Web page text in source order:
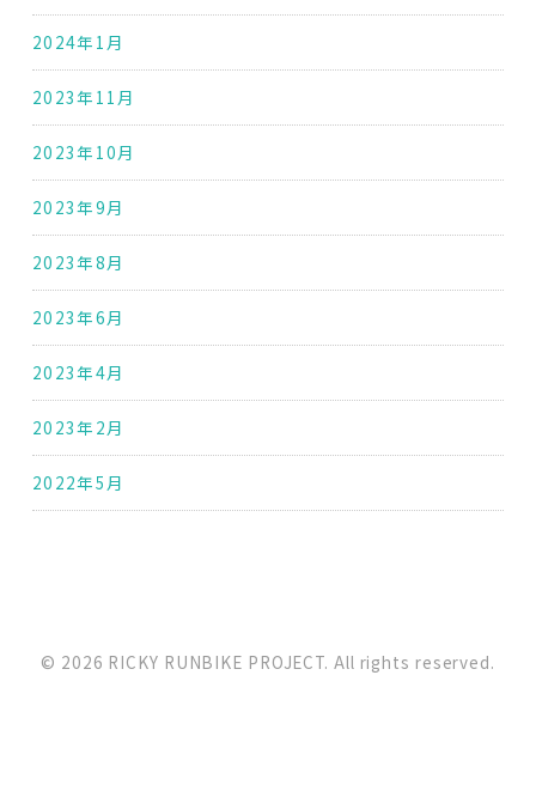
2024年1月
2023年11月
2023年10月
2023年9月
2023年8月
2023年6月
2023年4月
2023年2月
2022年5月
© 2026 RICKY RUNBIKE PROJECT. All rights reserved.